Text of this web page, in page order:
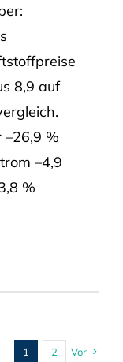
8,9 auf
%
–4,9
%
1 2 Vor